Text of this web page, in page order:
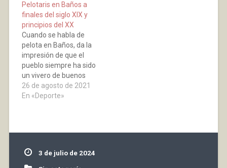
llegar a cinco tantos y lo
han conseguido e
incluso han podido
ganarlo, quedando…
Pelotaris en Baños a
finales del siglo XIX y
principios del XX
Cuando se habla de
pelota en Baños, da la
impresión de que el
pueblo siempre ha sido
un vivero de buenos
pelotaris. Lo que nos ha
llevado a investigar, si
desde la segunda mitad
26 de agosto de 2021
En «Deporte»
3 de julio de 2024